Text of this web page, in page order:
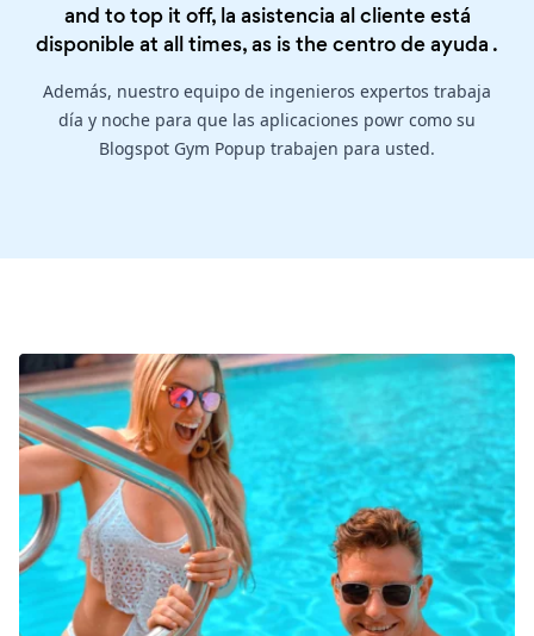
and to top it off, la asistencia al cliente está
disponible at all times, as is thecentro de ayuda .
Además, nuestro equipo de ingenieros expertos trabaja
día y noche para que las aplicaciones powr como su
Blogspot Gym Popup trabajen para usted.